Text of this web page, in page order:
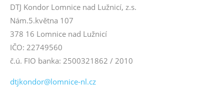
DTJ Kondor Lomnice nad Lužnicí, z.s.
Nám.5.května 107
378 16 Lomnice nad Lužnicí
IČO: 22749560
č.ú. FIO banka: 2500321862 / 2010
dtjkondor@lomnice-nl.cz